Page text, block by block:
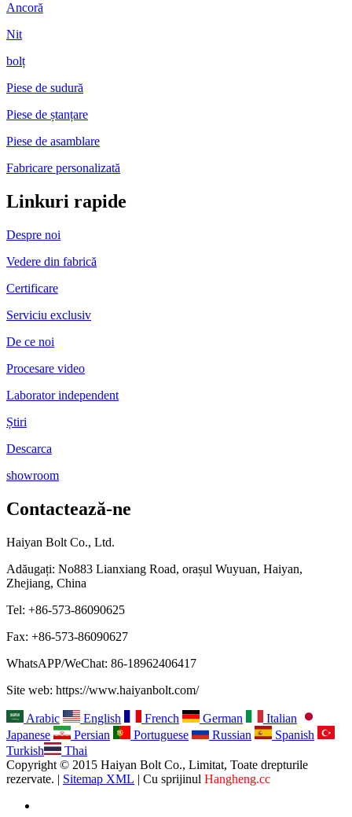
Ancoră
Nit
bolț
Piese de sudură
Piese de ștanțare
Piese de asamblare
Fabricare personalizată
Linkuri rapide
Despre noi
Vedere din fabrică
Certificare
Serviciu exclusiv
De ce noi
Procesare video
Laborator independent
Știri
Descarca
showroom
Contactează-ne
Haiyan Bolt Co., Ltd.
Adăugați: No883 Lianxiang Road, orașul Wuyuan, Haiyan,
Zhejiang, China
Tel: +86-573-86090625
Fax: +86-573-86090627
WhatsAPP/WeChat: 86-18962406417
Site web: https://www.haiyanbolt.com/
Arabic English French German
Italian
Japanese
Persian Portuguese Russian
Spanish
Turkish
Thai
Copyright © 2015 Haiyan Bolt Co., Limitat, Toate drepturile
rezervate. | Sitemap XML | Cu sprijinul Hangheng.cc